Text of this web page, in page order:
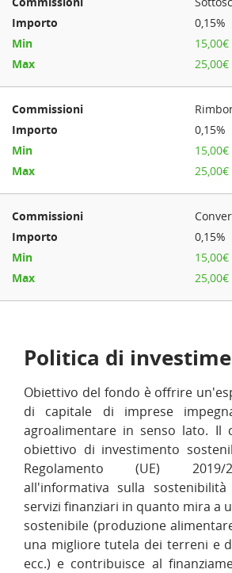
0,15%
15,00€
25,00€
0,15%
15,00€
25,00€
0,15%
15,00€
25,00€
Politica di
Obiettivo del fondo è offrire
di capitale di imprese
agroalimentare in senso lato. Il
obiettivo di investimento
Regolamento (UE) 2019/
all'informativa sulla
servizi finanziari in quanto mira a
sostenibile (produzione
una migliore tutela dei terreni e
ecc.) e contribuisce al